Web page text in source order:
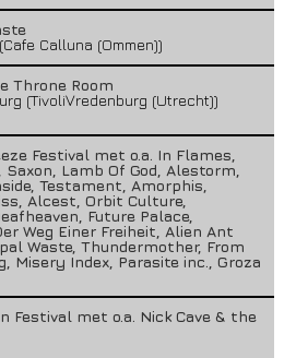
Calluna (Ommen))
Throne Room
(TivoliVredenburg (Utrecht))
Festival met o.a. In Flames,
Lamb Of God, Alestorm,
Testament, Amorphis,
Alcest, Orbit Culture,
Future Palace,
Weg Einer Freiheit, Alien Ant
Waste, Thundermother, From
Misery Index, Parasite inc., Groza
Festival met o.a. Nick Cave & the